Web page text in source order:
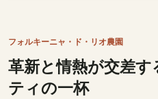
フォルキーニャ・ド・リオ農園
革新と情熱が交差
ティの一杯